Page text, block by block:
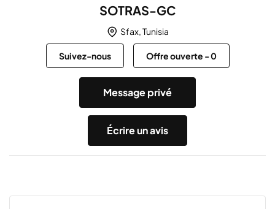
SOTRAS-GC
Sfax, Tunisia
Suivez-nous Offre ouverte -0
Message privé
Écrire un avis